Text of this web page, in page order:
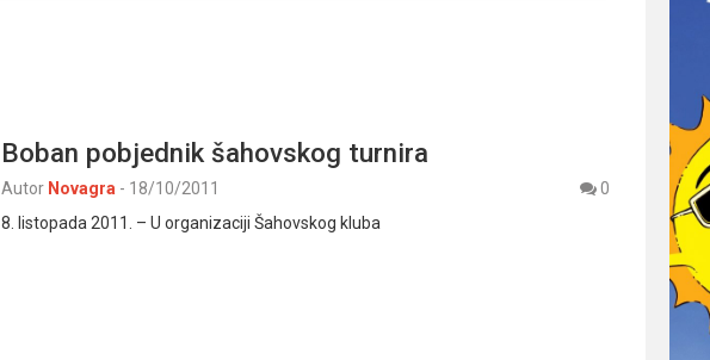
Boban pobjednik šahovskog turnira
Autor Novagra - 18/10/2011
0
8. listopada 2011. – U organizaciji Šahovskog kluba